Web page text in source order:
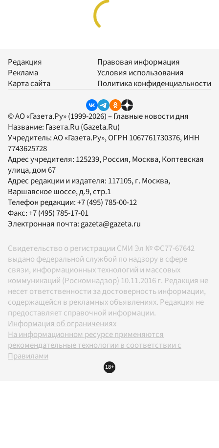
Редакция
Реклама
Карта сайта
Правовая информация
Условия использования
Политика конфиденциальности
© АО «Газета.Ру» (1999-2026) – Главные новости дня
Название: Газета.Ru (Gazeta.Ru)
Учредитель:АО «Газета.Ру», ОГРН 1067761730376, ИНН
7743625728
Адрес учредителя: 125239, Россия, Москва, Коптевская
улица, дом 67
Адрес редакции и издателя: 117105, г. Москва,
Варшавское шоссе, д.9, стр.1
Телефон редакции:+7 (495) 785-00-12
Факс:+7 (495) 785-17-01
Электронная почта: gazeta@gazeta.ru
Свидетельство о регистрации СМИ Эл № ФС77-67642
выдано федеральной службой по надзору в сфере
связи, информационных технологий и массовых
коммуникаций (Роскомнадзор) 10.11.2016 г. Редакция не
несет ответственности за достоверность информации,
содержащейся в рекламных объявлениях. Редакция не
предоставляет справочной информации.
Информация об ограничениях
На информационном ресурсе применяются
рекомендательные технологии в соответствии с
Правилами
18+